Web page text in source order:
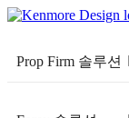
Prop Firm 솔루션